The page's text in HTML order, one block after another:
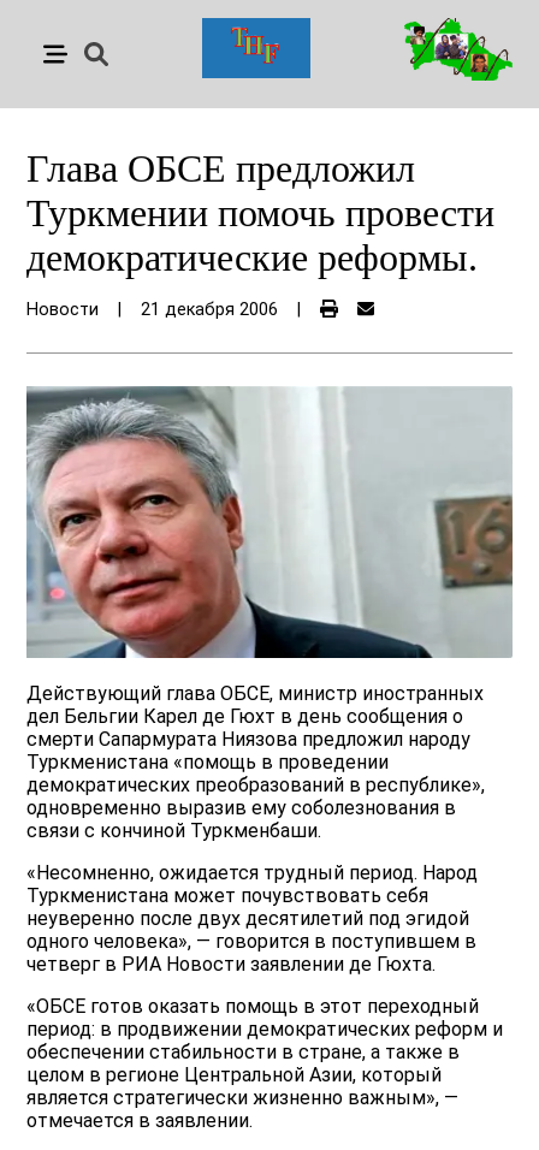
Глава ОБСЕ предложил
Туркмении помочь провести
демократические реформы.
Новости 21 декабря 2006
Действующий глава ОБСЕ, министр иностранных
дел Бельгии Карел де Гюхт в день сообщения о
смерти Сапармурата Ниязова предложил народу
Туркменистана «помощь в проведении
демократических преобразований в республике»,
одновременно выразив ему соболезнования в
связи с кончиной Туркменбаши.
«Несомненно, ожидается трудный период. Народ
Туркменистана может почувствовать себя
неуверенно после двух десятилетий под эгидой
одного человека», — говорится в поступившем в
четверг в РИА Новости заявлении де Гюхта.
«ОБСЕ готов оказать помощь в этот переходный
период: в продвижении демократических реформ и
обеспечении стабильности в стране, а также в
целом в регионе Центральной Азии, который
является стратегически жизненно важным», —
отмечается в заявлении.